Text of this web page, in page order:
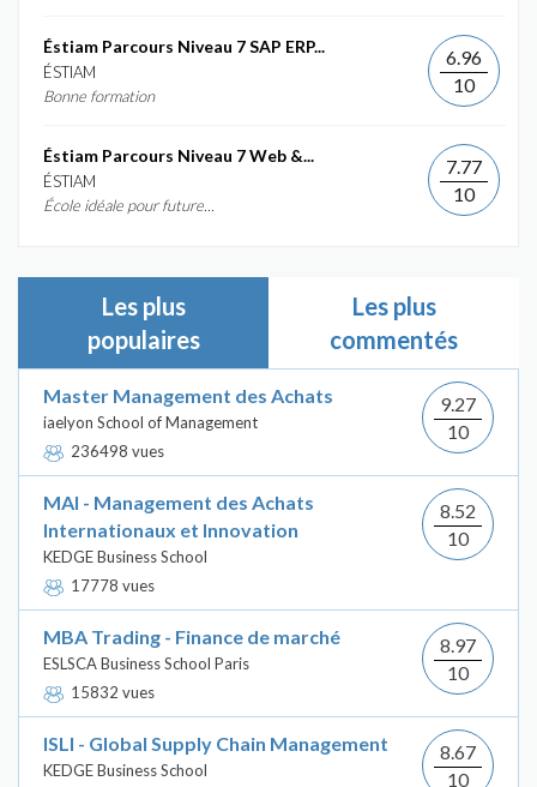
Éstiam Parcours Niveau 7 SAP ERP...
ÉSTIAM
Bonne formation
6.96
10
Éstiam Parcours Niveau 7 Web &...
ÉSTIAM
École idéale pour future...
7.77
10
Les plus
populaires
Les plus
commentés
Master Management des Achats
iaelyon School of Management
236498 vues
9.27
10
MAI - Management des Achats
Internationaux et Innovation
KEDGE Business School
17778 vues
8.52
10
MBA Trading - Finance de marché
ESLSCA Business School Paris
15832 vues
8.97
10
ISLI - Global Supply Chain Management
KEDGE Business School
8.67
10